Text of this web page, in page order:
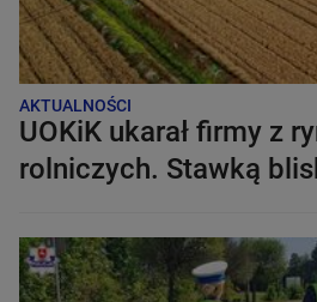
AKTUALNOŚCI
UOKiK ukarał firmy z
rolniczych. Stawką